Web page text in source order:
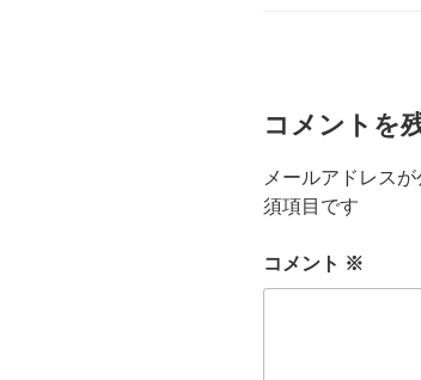
コメントを
メールアドレス
須項目です
コメント ※